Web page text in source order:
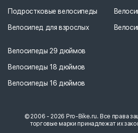
Подростковые велосипеды
Велосипед для взрослых
Велосипеды 29 дюймов
Велосипеды 18 дюймов
Велосипеды 16 дюймов
© 2006 - 2026 Pro-Bike.ru. Все права
торговые марки принадлежат их